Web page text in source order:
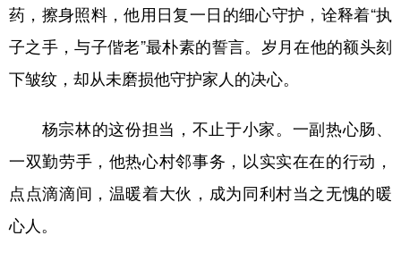
药，擦身照料，他用日复一日的细心守护，诠释着“执
子之手，与子偕老”最朴素的誓言。岁月在他的额头刻
下皱纹，却从未磨损他守护家人的决心。
杨宗林的这份担当，不止于小家。一副热心肠、
一双勤劳手，他热心村邻事务，以实实在在的行动，
点点滴滴间，温暖着大伙，成为同利村当之无愧的暖
心人。